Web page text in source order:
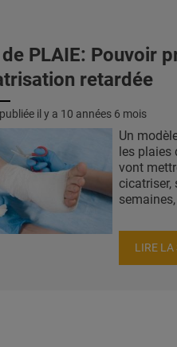
de PLAIE: Pouvoir
retardée
il y a 10 années 6 mois
Un
les plaies
vont
cicatriser,
LIRE LA